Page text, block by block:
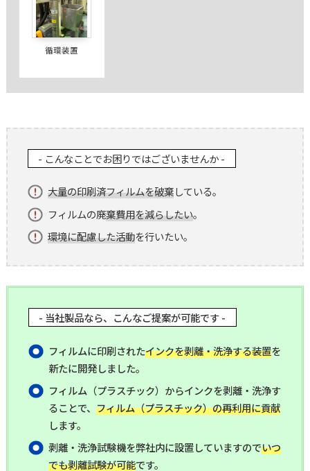
循環装置
- こんなことでお困りではございませんか -
大量の印刷済フィルムを破棄している。
フィルムの廃棄費用を減らしたい。
環境に配慮した活動を行いたい。
- 当社製品なら、こんなご提案が可能です -
フィルムに印刷されたインクを剥離・洗浄する装置を
新たに開発しました。
フィルム（プラスチック）からインクを剥離・洗浄す
ることで、 フィルム（プラスチック）の再利用に貢献
します。
剥離・洗浄試験機を弊社内に設置していますのでいつ
でも剥離試験が可能です。